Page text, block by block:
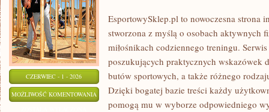
CZERWIEC - 1 - 2026
MOŻLIWOŚĆ KOMENTOWANIA LEGINSY
EsportowySklep.pl to nowoczesna strona
stworzona z myślą o osobach aktywnych
miłośnikach codziennego treningu.
poszukujących praktycznych wskazówek
butów sportowych, a także różnego
Dzięki bogatej bazie treści każdy
pomogą mu w wyborze odpowiedniego